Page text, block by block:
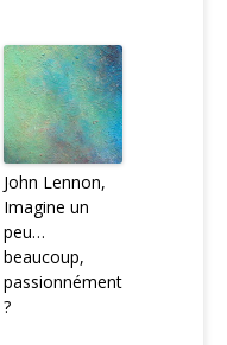
John Lennon,
Imagine un
peu…
beaucoup,
passionnément
?